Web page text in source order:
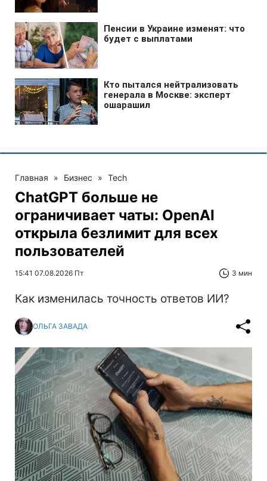
Главная » Бизнес » Tech
ChatGPT больше не
ограничивает чаты: OpenAI
открыла безлимит для всех
пользователей
15:41 07.08.2026 Пт 3 мин
Как изменилась точность ответов ИИ?
ОЛЬГА ЗАВАДА